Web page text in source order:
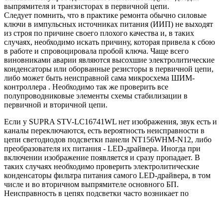
выпрямителя и транзисторах в первичной цепи.
Следует помнить, что в практике ремонта обычно силовые
ключи в импульсных источниках питания (ИИП) не выходят
из строя по причине своего плохого качества и, в таких
случаях, необходимо искать причину, которая привела к сбою
в работе и спровоцировала пробой ключа. Чаще всего
виновниками аварии являются высохшие электролитические
конденсаторы или оборванные резисторы в первичной цепи,
либо может быть неисправной сама микросхема ШИМ-
контроллера . Необходимо так же проверить все
полупроводниковые элементы схемы стабилизации в
первичной и вторичной цепи.
Если у SUPRA STV-LC16741WL нет изображения, звук есть и
каналы переключаются, есть вероятность неисправности в
цепи светодиодов подсветки панели NT156WHM-N12, либо
преобразователя их питания - LED-драйвера. Иногда при
включении изображение появляется и сразу пропадает. В
таких случаях необходимо проверить электролитические
конденсаторы фильтра питания самого LED-драйвера, в том
числе и во вторичном выпрямителе основного БП.
Неисправность в цепях подсветки часто возникает по